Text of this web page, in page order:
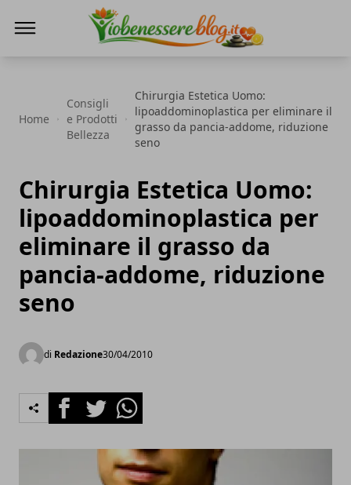
Home
Consigli
e Prodotti
Bellezza
Chirurgia Estetica Uomo:
lipoaddominoplastica per eliminare il
grasso da pancia-addome, riduzione
seno
Chirurgia Estetica Uomo:
lipoaddominoplastica per
eliminare il grasso da
pancia-addome, riduzione
seno
di Redazione30/04/2010
FacebookTwitterWhatsapp